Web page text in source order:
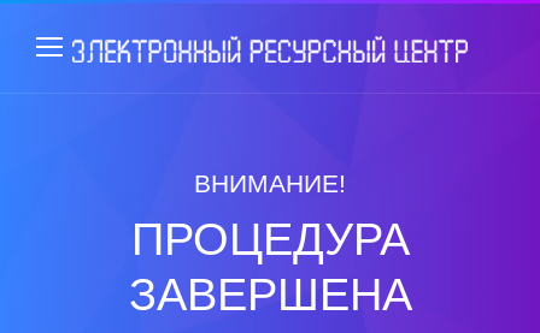
ВНИМАНИЕ!
ПРОЦЕДУРА
ЗАВЕРШЕНА